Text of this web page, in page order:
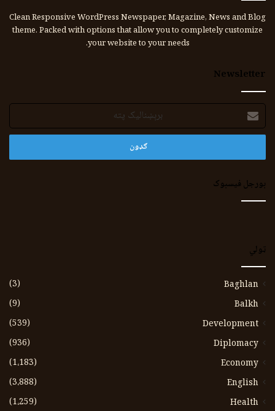
Clean Responsive WordPress Newspaper, Magazine, News and Blog
theme. Packed with options that allow you to completely customize
your website to your needs.
Newsletter
برېښنالیک
پته
بورجل فیسبوک
ټولي
Baghlan
(3)
Balkh
(9)
Development
(539)
Diplomacy
(936)
Economy
(1،183)
English
(3،888)
Health
(1،259)